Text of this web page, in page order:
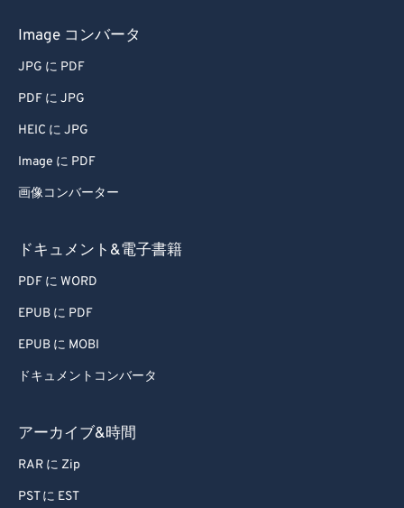
Image コンバータ
JPG に PDF
PDF に JPG
HEIC に JPG
Image に PDF
画像コンバーター
ドキュメント&電子書籍
PDF に WORD
EPUB に PDF
EPUB に MOBI
ドキュメントコンバータ
アーカイブ&時間
RAR に Zip
PST に EST